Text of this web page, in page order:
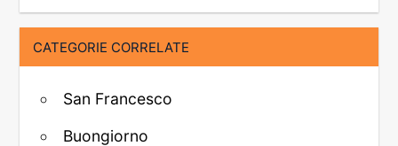
CATEGORIE CORRELATE
San Francesco
Buongiorno